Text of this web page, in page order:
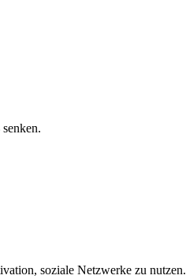
soziale Netzwerke zu nutzen.